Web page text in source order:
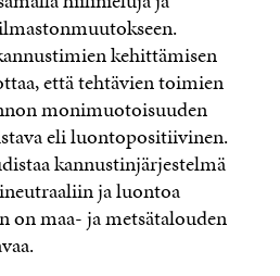
kehittämisen
että tehtävien toimien
monimuotoisuuden
eli luontopositiivinen.
kannustinjärjestelmä
ja luontoa
on maa- ja metsätalouden